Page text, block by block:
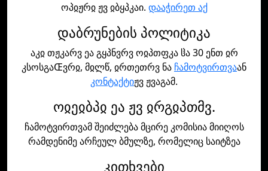
ოპჲჟრჲ ჟვ ჲბყპკაი. დააჭირეთ აქ
დაბრუნების პოლიტიკა
აკჲ თჟკარვ ეა გყპნვრვ ოჲპთფკა ჱა 30 ენთ ჲრ
კსოსგაŒვრჲ, მჲლწ, ჲრთეთრვ ნა ჩამოტვირთვაან
კონტაქტიჟვ ჟვაგამ.
ოჲეჲბპჲ ეა ჟვ ჲრგჲპთმვ.
ჩამოტვირთვამ შეიძლება მცირე კომისია მიიღოს
რამდენიმე არჩეულ ბმულზე, რომელიც საიტზეა
კითხვები